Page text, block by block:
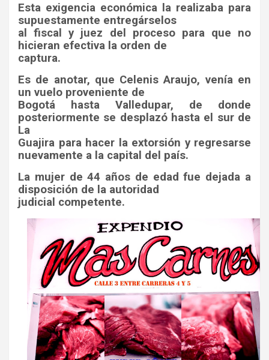
Esta exigencia económica la realizaba para
supuestamente entregárselos
al fiscal y juez del proceso para que no
hicieran efectiva la orden de
captura.
Es de anotar, que Celenis Araujo, venía en
un vuelo proveniente de
Bogotá hasta Valledupar, de donde
posteriormente se desplazó hasta el sur de
La
Guajira para hacer la extorsión y regresarse
nuevamente a la capital del país.
La mujer de 44 años de edad fue dejada a
disposición de la autoridad
judicial competente.